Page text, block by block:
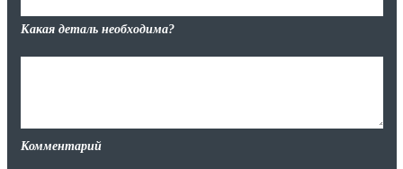
Какая деталь необходима?
Комментарий